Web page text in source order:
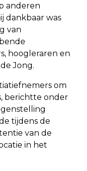
anderen
dankbaar was
van
hoogleraren en
Jong.
om
berichtte onder
tijdens de
van de
in het